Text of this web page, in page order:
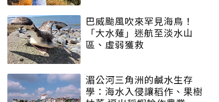
巴威颱風吹來罕見海鳥！
「大水薙」迷航至淡水山
區、虛弱獲救
湄公河三角洲的鹹水生存
學：海水入侵讓稻作、果樹